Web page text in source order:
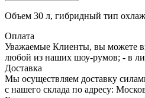
Объем 30 л, гибридный тип
Оплата
Уважаемые Клиенты, вы можете
любой из наших шоу-румов; - в
Доставка
Мы осуществляем доставку
с нашего склада по адресу: